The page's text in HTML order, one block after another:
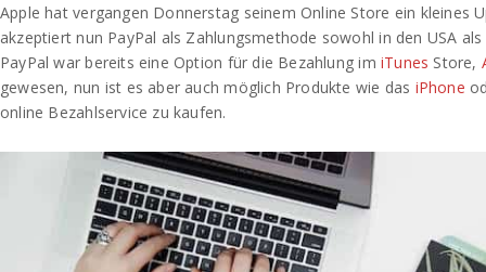
Apple hat vergangen Donnerstag seinem Online Store ein kleines
akzeptiert nun PayPal als Zahlungsmethode sowohl in den USA
PayPal war bereits eine Option für die Bezahlung im iTunes Store,
gewesen, nun ist es aber auch möglich Produkte wie das iPhone
online Bezahlservice zu kaufen.